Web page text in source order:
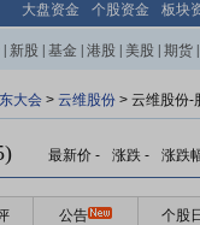
大盘资金 个股资金 板块
新股 基金 港股 美股 期货
大会 > 云维股份 > 云维股份-
最新价 - 涨跌 - 涨跌
公告 个股